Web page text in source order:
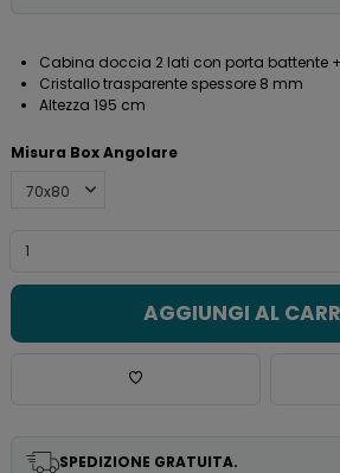
Cabina doccia 2 lati con porta battente
Cristallo trasparente spessore 8 mm
Altezza 195 cm
Misura Box Angolare
AGGIUNGI AL
SPEDIZIONE GRATUITA.